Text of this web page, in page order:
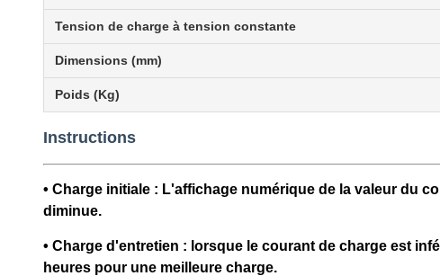
Tension de charge à tension constante
Dimensions (mm)
Poids (Kg)
Instructions
• Charge initiale : L'affichage numérique de la valeur du
diminue.
• Charge d'entretien : lorsque le courant de charge est
heures pour une meilleure charge.